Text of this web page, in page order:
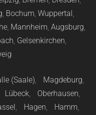
, Bochum, Wuppertal,
, Mannheim, Augsburg,
, Gelsenkirchen,
(Saale), Magdeburg,
Lübeck, Oberhausen,
, Hagen, Hamm,